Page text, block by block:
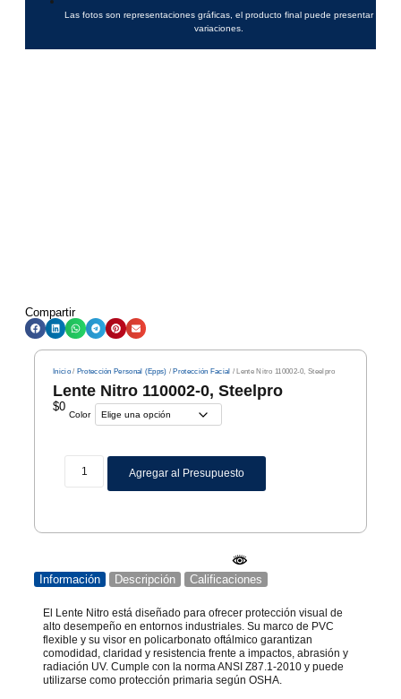
Las fotos son representaciones gráficas, el producto final puede presentar
variaciones.
Compartir
Inicio/ Protección Personal (Epps) / Protección Facial / Lente Nitro 110002-0, Steelpro
Lente Nitro 110002-0, Steelpro
$0
Color
Agregar al Presupuesto
Información Descripción Calificaciones
El Lente Nitro está diseñado para ofrecer protección visual de
alto desempeño en entornos industriales. Su marco de PVC
flexible y su visor en policarbonato oftálmico garantizan
comodidad, claridad y resistencia frente a impactos, abrasión y
radiación UV. Cumple con la norma ANSI Z87.1-2010 y puede
utilizarse como protección primaria según OSHA.